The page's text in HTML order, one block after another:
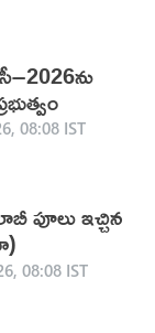
08:08 IST
పూలు ఇచ్చిన
08:08 IST